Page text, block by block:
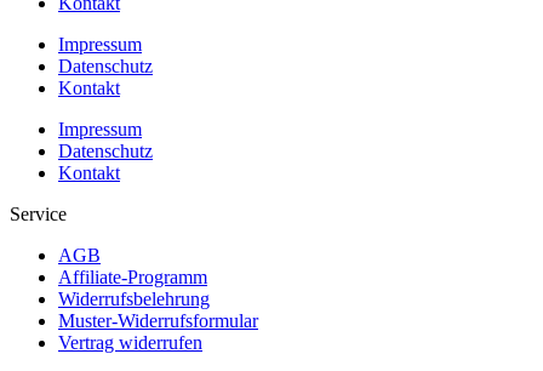
Impressum
Datenschutz
Kontakt
Impressum
Datenschutz
Kontakt
Service
AGB
Affiliate-Programm
Widerrufsbelehrung
Muster-Widerrufsformular
Vertrag widerrufen